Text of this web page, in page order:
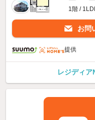
1階 /
お問
提供
レジディア